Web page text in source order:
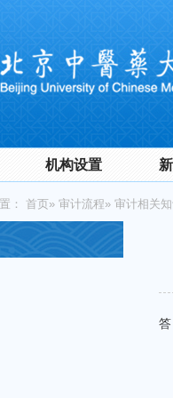
机构设置
： 首页» 审计流程» 审计相关